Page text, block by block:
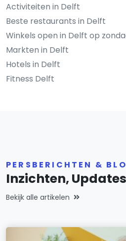
Activiteiten in Delft
Beste restaurants in Delft
Winkels open in Delft op
Markten in Delft
Hotels in Delft
Fitness Delft
PERSBERICHTEN &
Inzichten,
Bekijk alle artikelen